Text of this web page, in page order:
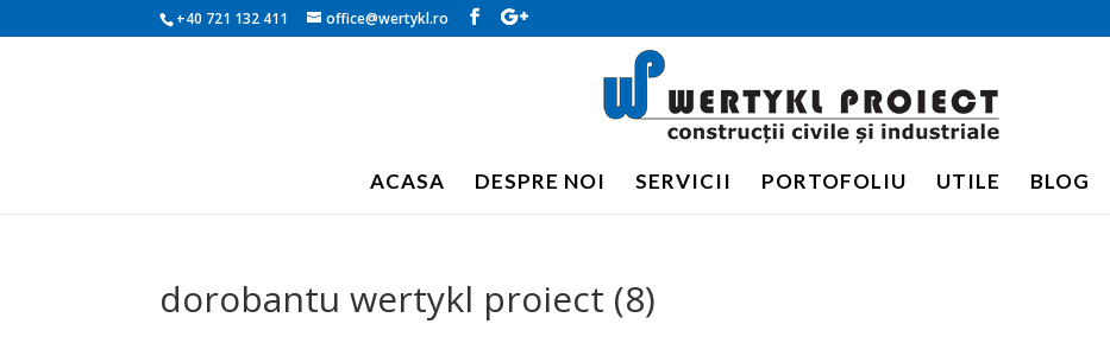
+40 721 132 411 office@wertykl.ro
ACASA DESPRE NOI SERVICII PORTOFOLIU UTILE BLOG
dorobantu wertykl proiect (8)